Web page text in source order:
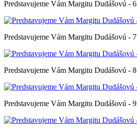
Predstavujeme Vám Margitu Dudášovú - 6
Predstavujeme Vám Margitu Dudášovú - 7
Predstavujeme Vám Margitu Dudášovú - 8
Predstavujeme Vám Margitu Dudášovú - 9